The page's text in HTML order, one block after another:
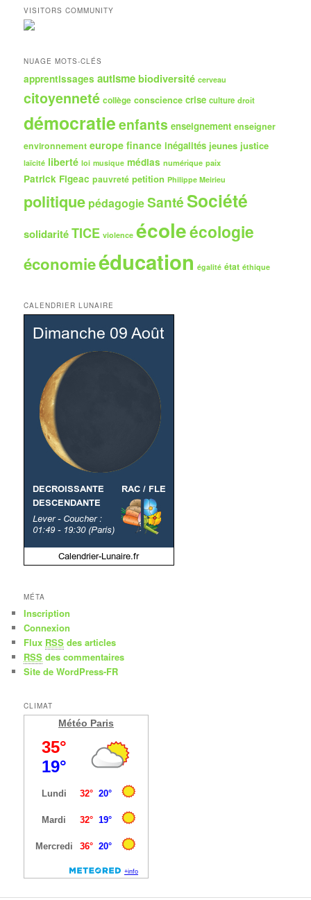
h
e
r
h
VISITORS COMMUNITY
NUAGE MOTS-CLÉS
apprentissages autisme biodiversité cerveau
citoyenneté collège conscience crise culture droit
démocratieenfants enseignement enseigner
environnement europe finance inégalités jeunes justice
laïcité liberté loi musique médias numérique paix
Patrick Figeac pauvreté petition Philippe Meirieu
politique pédagogieSantéSociété
solidaritéTICE violence écoleécologie
économieéducation égalité état éthique
CALENDRIER LUNAIRE
MÉTA
Inscription
Connexion
Flux RSS des articles
RSS des commentaires
Site de WordPress-FR
CLIMAT
Météo Paris